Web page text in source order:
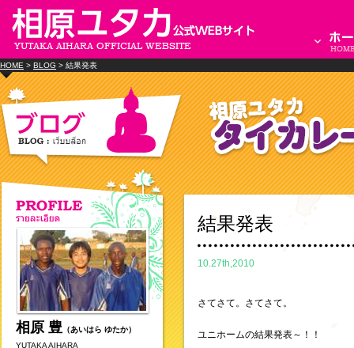
HOME > BLOG > 結果発表
相原 豊 （あいはら ゆたか）
YUTAKA AIHARA
結果発表
10.27th,2010
さてさて。さてさて。
ユニホームの結果発表～！！